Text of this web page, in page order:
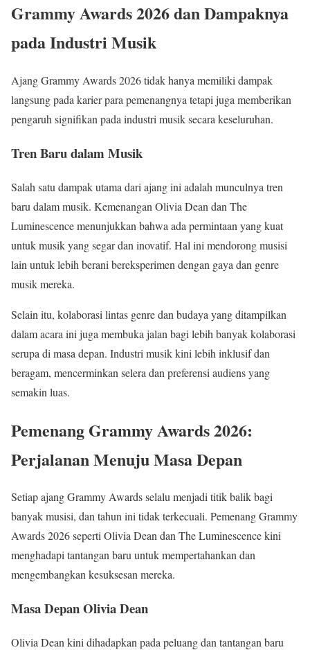
Grammy Awards 2026 dan Dampaknya
pada Industri Musik
Ajang Grammy Awards 2026 tidak hanya memiliki dampak
langsung pada karier para pemenangnya tetapi juga memberikan
pengaruh signifikan pada industri musik secara keseluruhan.
Tren Baru dalam Musik
Salah satu dampak utama dari ajang ini adalah munculnya tren
baru dalam musik. Kemenangan Olivia Dean dan The
Luminescence menunjukkan bahwa ada permintaan yang kuat
untuk musik yang segar dan inovatif. Hal ini mendorong musisi
lain untuk lebih berani bereksperimen dengan gaya dan genre
musik mereka.
Selain itu, kolaborasi lintas genre dan budaya yang ditampilkan
dalam acara ini juga membuka jalan bagi lebih banyak kolaborasi
serupa di masa depan. Industri musik kini lebih inklusif dan
beragam, mencerminkan selera dan preferensi audiens yang
semakin luas.
Pemenang Grammy Awards 2026:
Perjalanan Menuju Masa Depan
Setiap ajang Grammy Awards selalu menjadi titik balik bagi
banyak musisi, dan tahun ini tidak terkecuali. Pemenang Grammy
Awards 2026 seperti Olivia Dean dan The Luminescence kini
menghadapi tantangan baru untuk mempertahankan dan
mengembangkan kesuksesan mereka.
Masa Depan Olivia Dean
Olivia Dean kini dihadapkan pada peluang dan tantangan baru